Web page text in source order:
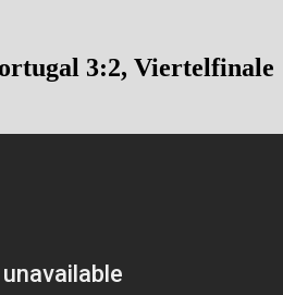
3:2, Viertelfinale